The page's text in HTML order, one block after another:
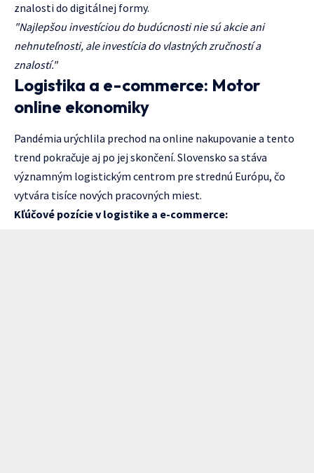
znalosti do digitálnej formy.
"Najlepšou investíciou do budúcnosti nie sú akcie ani
nehnuteľnosti, ale investícia do vlastných zručností a
znalostí."
Logistika a e-commerce: Motor
online ekonomiky
Pandémia urýchlila prechod na online nakupovanie a tento
trend pokračuje aj po jej skončení. Slovensko sa stáva
významným logistickým centrom pre strednú Európu, čo
vytvára tisíce nových pracovných miest.
Kľúčové pozície v logistike a e-commerce: